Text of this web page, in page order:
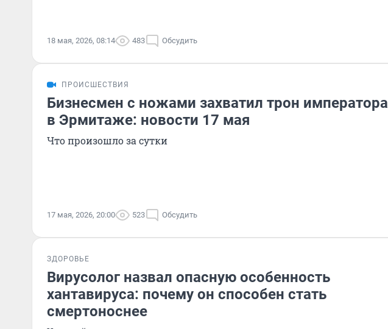
18 мая, 2026, 08:14 483 Обсудить
ПРОИСШЕСТВИЯ
Бизнесмен с ножами захватил трон императора
в Эрмитаже: новости 17 мая
Что произошло за сутки
17 мая, 2026, 20:00 523 Обсудить
ЗДОРОВЬЕ
Вирусолог назвал опасную особенность
хантавируса: почему он способен стать
смертоноснее